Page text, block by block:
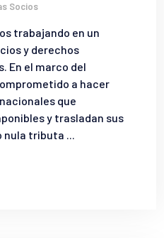
Socios
trabajando en un
y derechos
En el marco del
a hacer
que
y trasladan sus
nula tributa ...